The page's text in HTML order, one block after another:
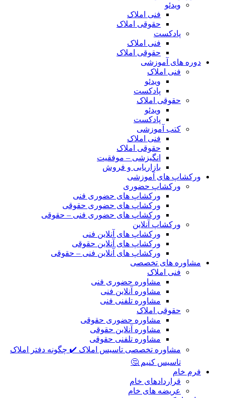
ویدئو
فنی املاک
حقوقی املاک
پادکست
فنی املاک
حقوقی املاک
دوره های آموزشی
فنی املاک
ویدئو
پادکست
حقوقی املاک
ویدئو
پادکست
کتب آموزشی
فنی املاک
حقوقی املاک
انگیزشی – موفقیت
بازاریابی و فروش
ورکشاپ های آموزشی
ورکشاپ حضوری
ورکشاپ های حضوری فنی
ورکشاپ های حضوری حقوقی
ورکشاپ های حضوری فنی – حقوقی
ورکشاپ آنلاین
ورکشاپ های آنلاین فنی
ورکشاپ های آنلاین حقوقی
ورکشاپ های آنلاین فنی – حقوقی
مشاوره های تخصصی
فنی املاک
مشاوره حضوری فنی
مشاوره آنلاین فنی
مشاوره تلفنی فنی
حقوقی املاک
مشاوره حضوری حقوقی
مشاوره آنلاین حقوقی
مشاوره تلفنی حقوقی
مشاوره تخصصی تاسیس املاک ✔️ چگونه دفتر املاک
تاسیس کنیم 🤔
فرم خام
قراردادهای خام
عریضه های خام